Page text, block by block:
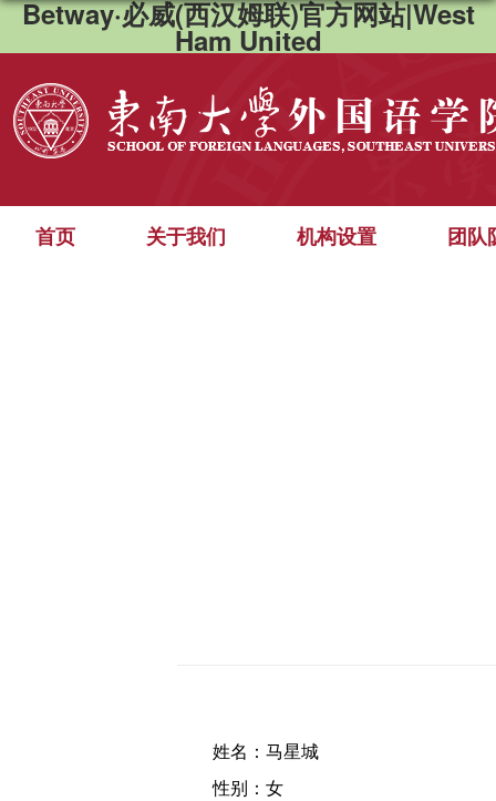
Betway·必威(西汉姆联)官方网站|West
Ham United
首页 关于我们 机构设置 团队
姓名：马星城
性别：女